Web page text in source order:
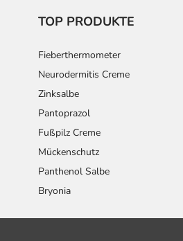
TOP PRODUKTE
Fieberthermometer
Neurodermitis Creme
Zinksalbe
Pantoprazol
Fußpilz Creme
Mückenschutz
Panthenol Salbe
Bryonia